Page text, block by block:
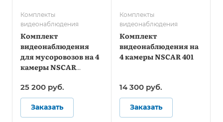
Комплекты
видеонаблюдения
Комплект
видеонаблюдения
для мусоровозов на 4
камеры NSCAR
SD)
25 200 руб.
Заказать
Комплекты
видеонаблюдения
Комплект
видеонаблюдения на
4 камеры NSCAR 401
14 300 руб.
Заказать